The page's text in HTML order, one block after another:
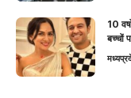
10
बच्चों